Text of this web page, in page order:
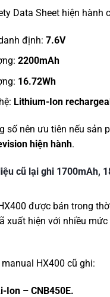
Data Sheet hiện hành
định: 7.6V
2200mAh
16.72Wh
Lithium-Ion
số nên ưu tiên nếu sản
hiện hành.
cũ lại ghi 1700mAh,
được bán trong
xuất hiện với nhiều
HX400 cũ ghi:
Ion – CNB450E.